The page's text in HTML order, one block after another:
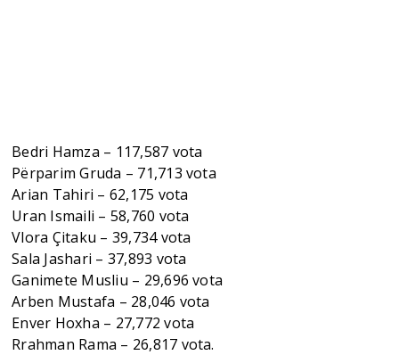
Bedri Hamza – 117,587 vota
Përparim Gruda – 71,713 vota
Arian Tahiri – 62,175 vota
Uran Ismaili – 58,760 vota
Vlora Çitaku – 39,734 vota
Sala Jashari – 37,893 vota
Ganimete Musliu – 29,696 vota
Arben Mustafa – 28,046 vota
Enver Hoxha – 27,772 vota
Rrahman Rama – 26,817 vota.